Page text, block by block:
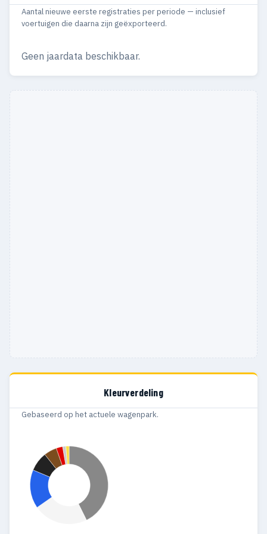
2011 9
2008 3 3
Aantal nieuwe eerste registraties per periode — inclusief
voertuigen die daarna zijn geëxporteerd.
Geen jaardata beschikbaar.
Kleurverdeling
Gebaseerd op het actuele wagenpark.